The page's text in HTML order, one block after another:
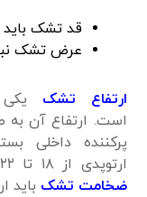
قد تشک باید ۱۰-۲۰ سانتی متر از قد فرد بیشتر باشد.
عرض تشک
ارتفاع تشک یکی
است. ارتفاع آن به
پرکننده داخلی
ارتوپدی از ۱۸ تا ۲۲ سانتی متر متغیر است. در انتخاب
ضخامت تشک باید